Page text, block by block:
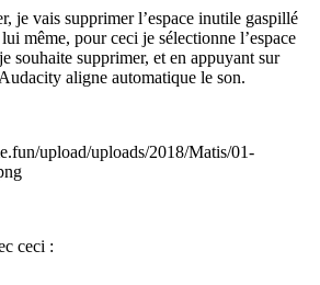
je vais supprimer l’espace inutile gaspillé
même, pour ceci je sélectionne l’espace
souhaite supprimer, et en appuyant sur
aligne automatique le son.
ceci :